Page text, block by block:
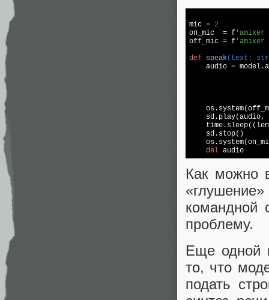
mic = 2
on_mic  = f
off_mic = f
def speak(text:
audio =
sd.play(audio,
    sd.stop()
del
Как можно
командной
проблему.
Еще одной
то, что
подать